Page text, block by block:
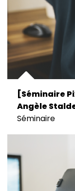
[Séminaire
Angèle
Séminaire